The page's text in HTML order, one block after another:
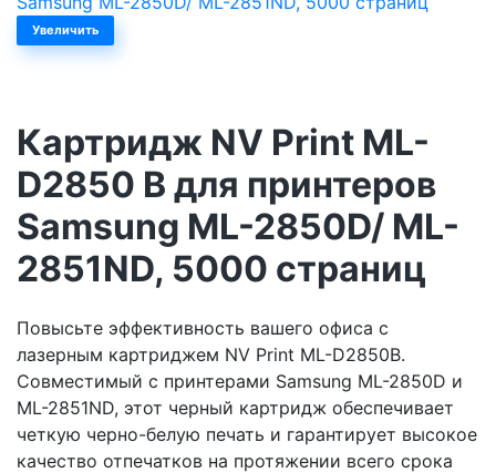
Увеличить
Картридж NV Print ML-
D2850 B для принтеров
Samsung ML-2850D/ ML-
2851ND, 5000 страниц
Повысьте эффективность вашего офиса с
лазерным картриджем NV Print ML-D2850B.
Совместимый с принтерами Samsung ML-2850D и
ML-2851ND, этот черный картридж обеспечивает
четкую черно-белую печать и гарантирует высокое
качество отпечатков на протяжении всего срока